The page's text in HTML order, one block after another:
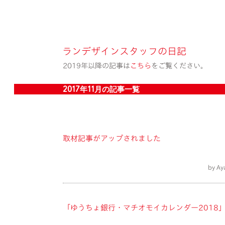
ランデザインスタッフの日記
2019年以降の記事は こちら をご覧ください。
2017年11月の記事一覧
取材記事がアップされました
by
「ゆうちょ銀行・マチオモイカレンダー2018